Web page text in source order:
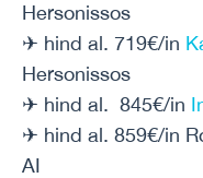
Hersonissos
✈ hind al. 719€/in
Hersonissos
✈ hind al. 845€/in
✈ hind al. 859€/in
AI